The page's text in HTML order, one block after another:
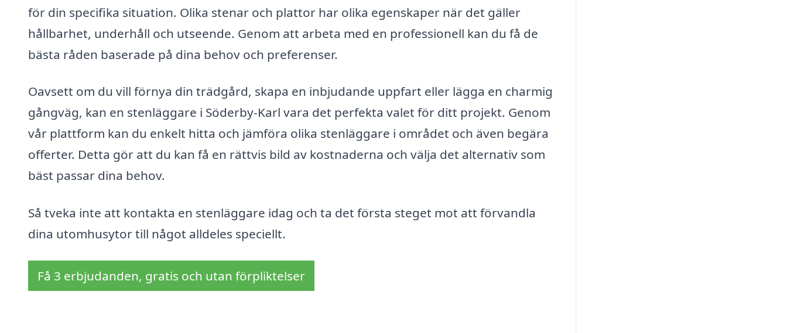
för din specifika situation. Olika stenar och plattor har olika egenskaper när det gäller
hållbarhet, underhåll och utseende. Genom att arbeta med en professionell kan du få de
bästa råden baserade på dina behov och preferenser.
Oavsett om du vill förnya din trädgård, skapa en inbjudande uppfart eller lägga en charmig
gångväg, kan en stenläggare i Söderby-Karl vara det perfekta valet för ditt projekt. Genom
vår plattform kan du enkelt hitta och jämföra olika stenläggare i området och även begära
offerter. Detta gör att du kan få en rättvis bild av kostnaderna och välja det alternativ som
bäst passar dina behov.
Så tveka inte att kontakta en stenläggare idag och ta det första steget mot att förvandla
dina utomhusytor till något alldeles speciellt.
Få 3 erbjudanden, gratis och utan förpliktelser